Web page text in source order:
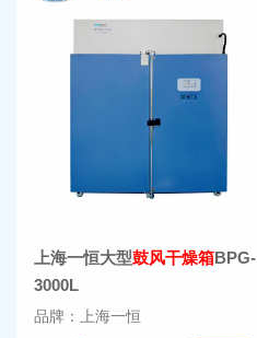
上海一恒大型鼓风干燥箱BPG-
3000L
品牌：上海一恒